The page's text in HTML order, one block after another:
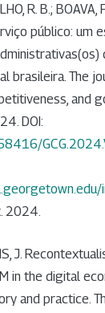
R. B.; BOAVA,
público: um
brasileira. The
and
DOI:
2024.
J.
in the digital
and practice.